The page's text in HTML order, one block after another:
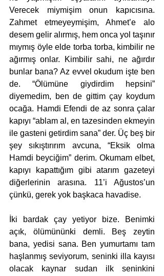
Verecek miymişim onun kapıcısına.
Zahmet etmeyeymişim, Ahmet’e alo
desem gelir alırmış, hem onca yol taşınır
mıymış öyle elde torba torba, kimbilir ne
ağırmış onlar. Kimbilir sahi, ne ağırdır
bunlar bana? Az evvel okudum işte ben
de. “Ölümüne giydirdim hepsini”
diyemedim, ben de gittim çay koydum
ocağa. Hamdi Efendi de az sonra çalar
kapıyı “ablam al, en tazesinden ekmeyin
ile gasteni getirdim sana” der. Üç beş bir
şey sıkıştırırım avcuna, “Eksik olma
Hamdi beyciğim” derim. Okumam elbet,
kapıyı kapattığım gibi atarım gazeteyi
diğerlerinin arasına. 11’i Ağustos’un
çünkü, gerek yok başkaca havadise.
İki bardak çay yetiyor bize. Benimki
açık, ölümününki demli. Beş zeytin
bana, yedisi sana. Ben yumurtamı tam
haşlanmış seviyorum, seninki illa kayısı
olacak kaynar sudan ilk seninkini